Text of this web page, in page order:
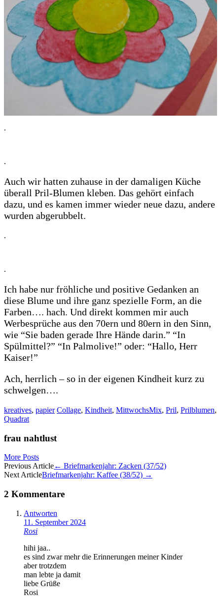
.
.
Auch wir hatten zuhause in der damaligen Küche
überall Pril-Blumen kleben. Das gehört einfach
dazu, und es kamen immer wieder neue dazu, andere
wurden abgerubbelt.
.
.
Ich habe nur fröhliche und positive Gedanken an
diese Blume und ihre ganz spezielle Form, an die
Farben…. hach. Und direkt kommen mir auch
Werbesprüche aus den 70ern und 80ern in den Sinn,
wie “Sie baden gerade Ihre Hände darin.” “In
Spülmittel?” “In Palmolive!” oder: “Hallo, Herr
Kaiser!”
Ach, herrlich – so in der eigenen Kindheit kurz zu
schwelgen….
kreatives, papier Collage, Kindheit, MittwochsMix, Pril, Prilblumen,
Quadrat
frau nahtlust
More Posts
Artikel-
Navigation
Previous Article← Briefmarkenjahr: Zacken (37/52)
Next ArticleBriefmarkenjahr: Kaffee (38/52) →
2 Kommentare
Antworten
11. September 2024
Rosi
hihi jaa..
es sind zwar mehr die Erinnerungen meiner Kinder
aber trotzdem
man lebte ja damit
liebe Grüße
Rosi